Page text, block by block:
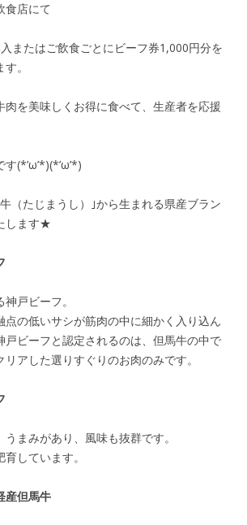
食店にて
またはご飲食ごとにビーフ券1,000円分を
。
肉を美味しくお得に食べて、生産者を応援
(*’ω’*)(*’ω’*)
（たじまうし）｣から生まれる県産ブラン
します★
戸ビーフ。
点の低いサシが筋肉の中に細かく入り込ん
戸ビーフと認定されるのは、但馬牛の中で
アした選りすぐりのお肉のみです。
まみがあり、風味も抜群です。
しています。
産但馬牛